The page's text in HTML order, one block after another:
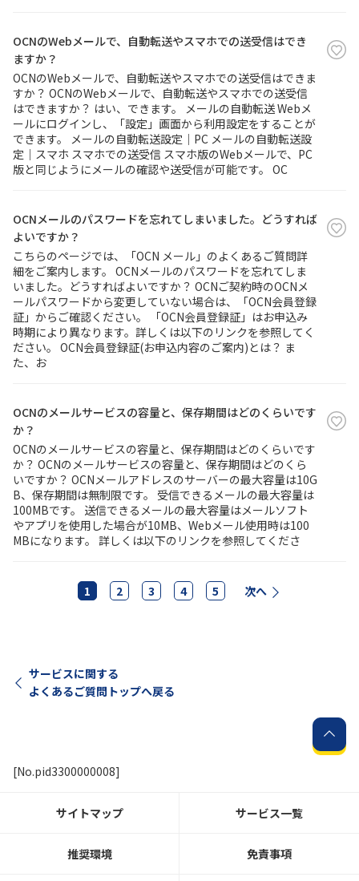
OCNのWebメールで、自動転送やスマホでの送受信はでき
ますか？
OCNのWebメールで、自動転送やスマホでの送受信はできま
すか？ OCNのWebメールで、自動転送やスマホでの送受信
はできますか？ はい、できます。 メールの自動転送 Webメ
ールにログインし、「設定」画面から利用設定をすることが
できます。 メールの自動転送設定｜PC メールの自動転送設
定｜スマホ スマホでの送受信 スマホ版のWebメールで、PC
版と同じようにメールの確認や送受信が可能です。 OC
OCNメールのパスワードを忘れてしまいました。どうすれば
よいですか？
こちらのページでは、「OCN メール」のよくあるご質問詳
細をご案内します。 OCNメールのパスワードを忘れてしま
いました。どうすればよいですか？ OCNご契約時のOCNメ
ールパスワードから変更していない場合は、「OCN会員登録
証」からご確認ください。 「OCN会員登録証」はお申込み
時期により異なります。詳しくは以下のリンクを参照してく
ださい。 OCN会員登録証(お申込内容のご案内)とは？ ま
た、お
OCNのメールサービスの容量と、保存期間はどのくらいです
か？
OCNのメールサービスの容量と、保存期間はどのくらいです
か？ OCNのメールサービスの容量と、保存期間はどのくら
いですか？ OCNメールアドレスのサーバーの最大容量は10G
B、保存期間は無制限です。 受信できるメールの最大容量は
100MBです。 送信できるメールの最大容量はメールソフト
やアプリを使用した場合が10MB、Webメール使用時は100
MBになります。 詳しくは以下のリンクを参照してくださ
1 2 3 4 5 次へ
サービスに関する
よくあるご質問トップへ戻る
[No.pid3300000008]
サイトマップ サービス一覧
推奨環境 免責事項